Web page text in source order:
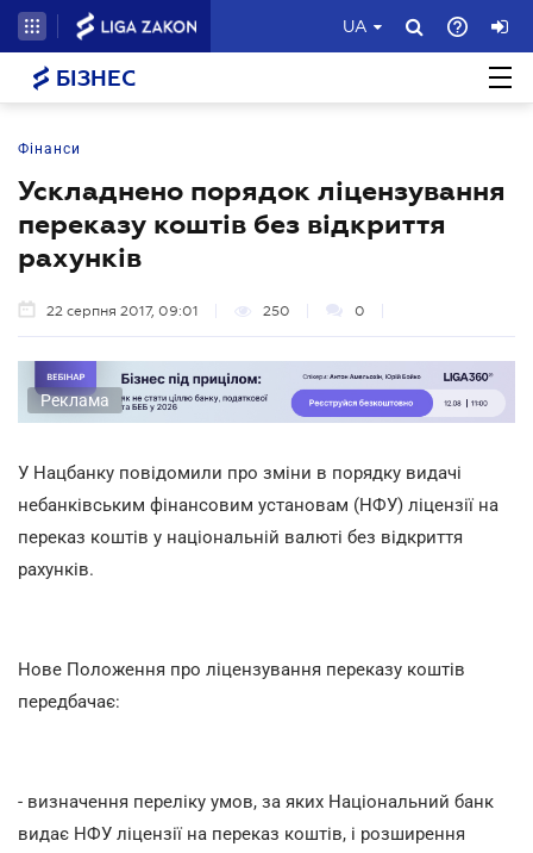
UA
БІЗНЕС
Фінанси
Ускладнено порядок ліцензування
переказу коштів без відкриття
рахунків
22 серпня 2017, 09:01 250 0
Реклама
У Нацбанку повідомили про зміни в порядку видачі
небанківським фінансовим установам (НФУ) ліцензії на
переказ коштів у національній валюті без відкриття
рахунків.
Нове Положення про ліцензування переказу коштів
передбачає:
- визначення переліку умов, за яких Національний банк
видає НФУ ліцензії на переказ коштів, і розширення